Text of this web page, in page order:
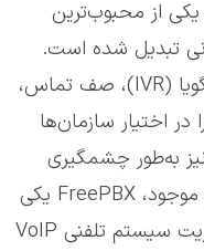
یکی از محبوب‌ترین
تبدیل شده است.
این سیستم‌ها امکاناتی مانند تلفن گویا (IVR)، صف تماس،
اختیار سازمان‌ها
به‌طور چشمگیری
کاهش می‌دهند. در میان راهکارهای موجود، FreePBX یکی
از شناخته‌شده‌ترین نرم‌افزارهای مدیریت سیستم تلفنی VoIP